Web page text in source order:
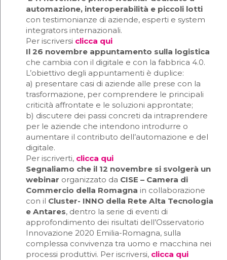
automazione, interoperabilità e piccoli lotti
con testimonianze di aziende, esperti e system
integrators internazionali.
Per iscriversi clicca qui
Il 26 novembre appuntamento sulla logistica
che cambia con il digitale e con la fabbrica 4.0.
L’obiettivo degli appuntamenti è duplice:
a) presentare casi di aziende alle prese con la
trasformazione, per comprendere le principali
criticità affrontate e le soluzioni approntate;
b) discutere dei passi concreti da intraprendere
per le aziende che intendono introdurre o
aumentare il contributo dell’automazione e del
digitale.
Per iscriverti, clicca qui
Segnaliamo che il 12 novembre si svolgerà un
webinar organizzato da CISE – Camera di
Commercio della Romagna in collaborazione
con il Cluster- INNO della Rete Alta Tecnologia
e Antares, dentro la serie di eventi di
approfondimento dei risultati dell’Osservatorio
Innovazione 2020 Emilia-Romagna, sulla
complessa convivenza tra uomo e macchina nei
processi produttivi. Per iscriversi, clicca qui